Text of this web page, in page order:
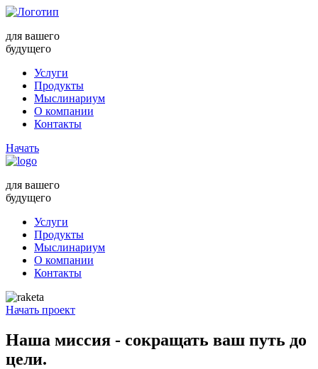
для вашего
будущего
Услуги
Продукты
Мыслинариум
О компании
Контакты
Начать
для вашего
будущего
Услуги
Продукты
Мыслинариум
О компании
Контакты
Начать проект
Наша миссия - сокращать ваш путь до
цели.